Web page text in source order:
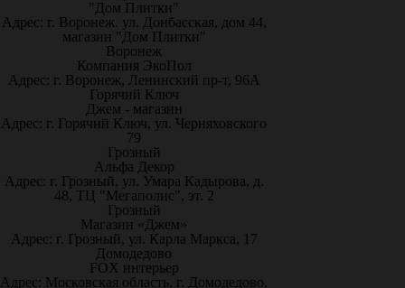
"Дом Плитки"
Адрес: г. Воронеж. ул. Донбасская, дом 44,
магазин "Дом Плитки"
Воронеж
Компания ЭкоПол
Адрес: г. Воронеж, Ленинский пр-т, 96А
Горячий Ключ
Джем - магазин
Адрес: г. Горячий Ключ, ул. Черняховского
79
Грозный
Альфа Декор
Адрес: г. Грозный, ул. Умара Кадырова, д.
48, ТЦ "Мегаполис", эт. 2
Грозный
Магазин «Джем»
Адрес: г. Грозный, ул. Карла Маркса, 17
Домодедово
FOX интерьер
Адрес: Московская область, г. Домодедово,